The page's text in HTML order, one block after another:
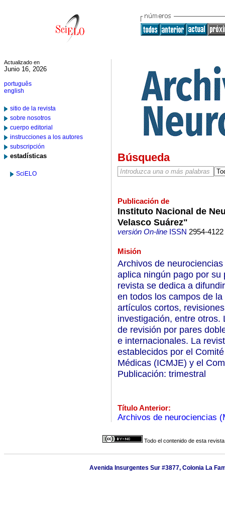
Actualizado en
Junio 16, 2026
português
english
sitio de la revista
sobre nosotros
cuerpo editorial
instrucciones a los autores
subscripción
estadísticas
SciELO
Búsqueda
Publicación de
Instituto Nacional de
Velasco Suárez"
versión On-lineISSN 2954-4122
Misión
Archivos de
aplica ningún pago por
revista se dedica a
en todos los campos de
artículos cortos,
investigación, entre otros.
de revisión por pares
e internacionales. La
establecidos por el
Médicas (ICMJE) y el
Publicación: trimestral
Título Anterior:
Archivos de neurociencias
Todo el contenido de esta
Avenida Insurgentes Sur #3877, Colonia La